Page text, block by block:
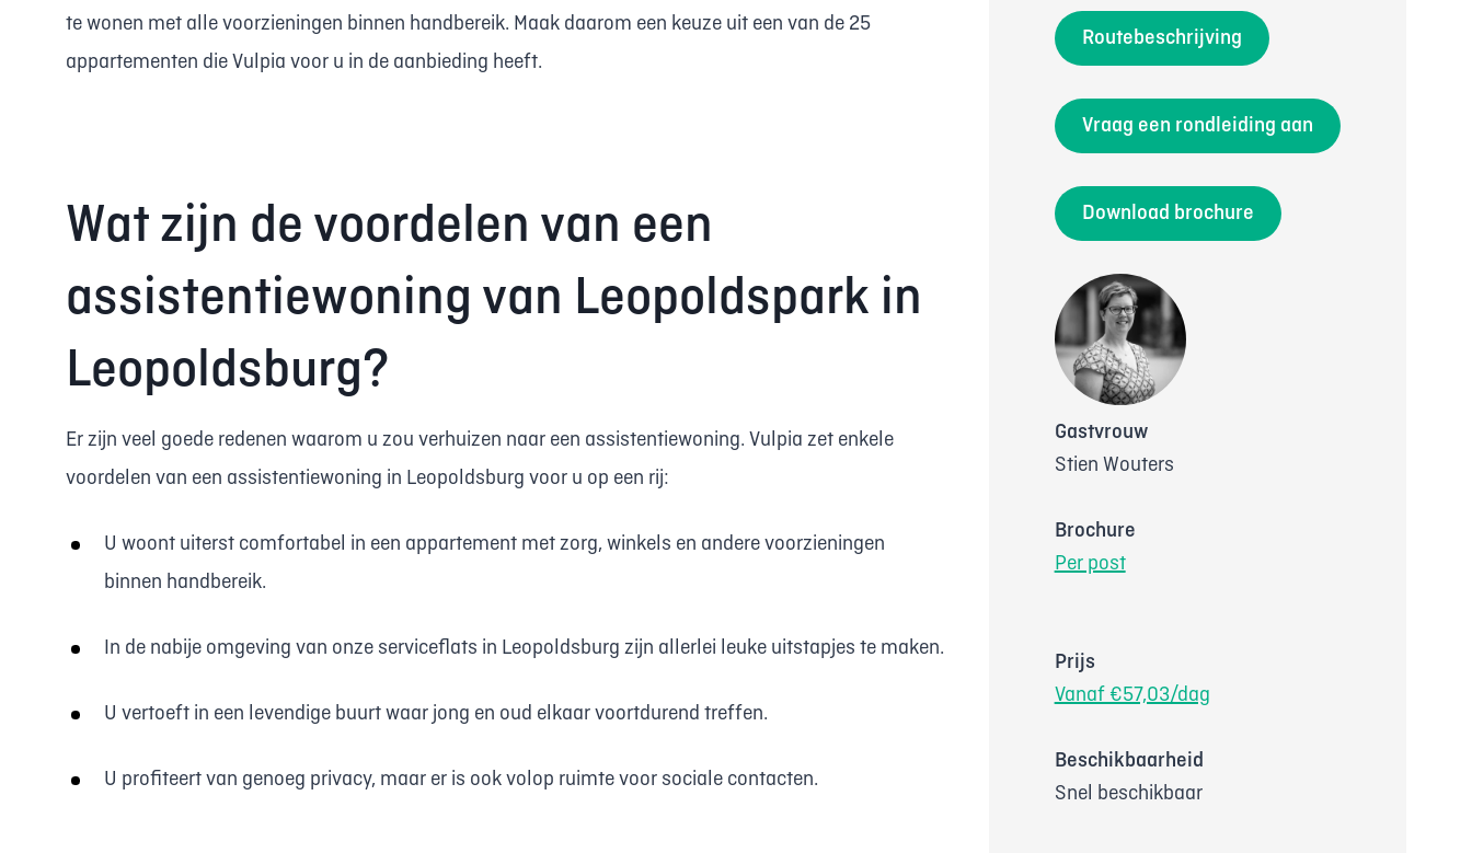
te wonen met alle voorzieningen binnen handbereik. Maak daarom een keuze uit een van de 25
appartementen die Vulpia voor u in de aanbieding heeft.
Wat zijn de voordelen van een
assistentiewoning van Leopoldspark in
Leopoldsburg?
Er zijn veel goede redenen waarom u zou verhuizen naar een assistentiewoning. Vulpia zet enkele
voordelen van een assistentiewoning in Leopoldsburg voor u op een rij:
U woont uiterst comfortabel in een appartement met zorg, winkels en andere voorzieningen
binnen handbereik.
In de nabije omgeving van onze serviceflats in Leopoldsburg zijn allerlei leuke uitstapjes te maken.
U vertoeft in een levendige buurt waar jong en oud elkaar voortdurend treffen.
U profiteert van genoeg privacy, maar er is ook volop ruimte voor sociale contacten.
Routebeschrijving
Vraag een rondleiding aan
Download brochure
Gastvrouw
Stien Wouters
Brochure
Per post
Prijs
Vanaf €57,03/dag
Beschikbaarheid
Snel beschikbaar